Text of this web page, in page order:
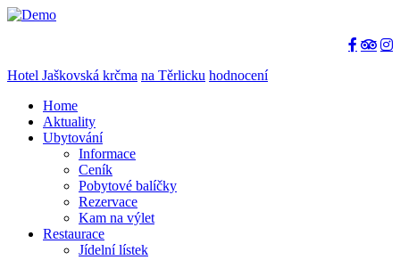
Hotel Jaškovská krčma na Těrlicku hodnocení
Home
Aktuality
Ubytování
Informace
Ceník
Pobytové balíčky
Rezervace
Kam na výlet
Restaurace
Jídelní lístek